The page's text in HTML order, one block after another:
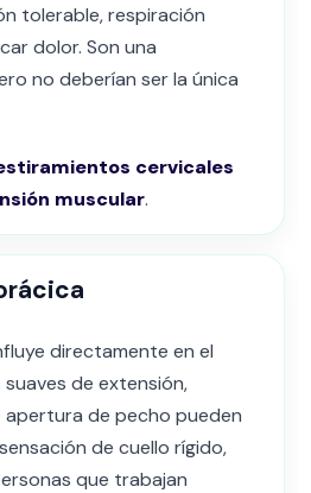
tolerable, respiración
dolor. Son una
no deberían ser la única
cervicales
muscular.
directamente en el
de extensión,
de pecho pueden
de cuello rígido,
que trabajan